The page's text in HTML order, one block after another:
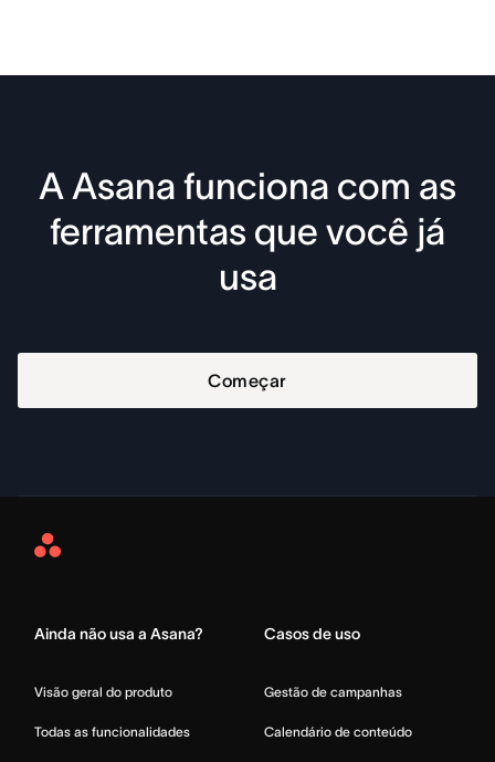
A Asana funciona com as
ferramentas que você já
usa
Começar
Asana
Ainda não usa a Asana?
Visão geral do produto
Todas as funcionalidades
Casos de uso
Gestão de campanhas
Calendário de conteúdo